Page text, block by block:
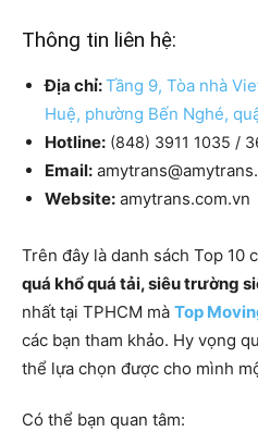
Thông tin liên hệ:
Địa chỉ:Tầng 9, Tòa nhà
Huệ, phường Bến Nghé,
Hotline: (848) 3911 1035 /
Email:
Website: amytrans.com.vn
Trên đây là danh sách Top 10
quá khổ quá tải, siêu trường
nhất tại TPHCM mà Top
các bạn tham khảo. Hy vọng
thể lựa chọn được cho mình
Có thể bạn quan tâm: